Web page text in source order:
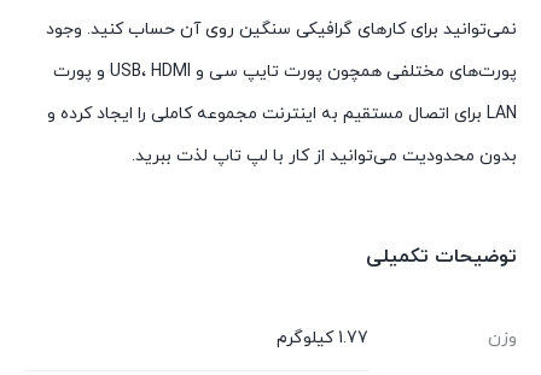
نمی‌توانید برای کارهای گرافیکی سنگین روی آن حساب کنید. وجود
پورت‌های مختلفی همچون پورت تایپ سی و USB، HDMI و پورت
LAN برای اتصال مستقیم به اینترنت مجموعه کاملی را ایجاد کرده و
بدون محدودیت می‌توانید از کار با لپ تاپ لذت ببرید.
توضیحات تکمیلی
وزن 1.77 کیلوگرم